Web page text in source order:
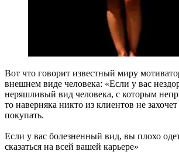
Вот что говорит известный миру
внешнем виде человека: «Если у вас
неряшливый вид человека, с которым
то наверняка никто из клиентов не
покупать.
Если у вас болезненный вид, вы плохо
сказаться на всей вашей карьере»